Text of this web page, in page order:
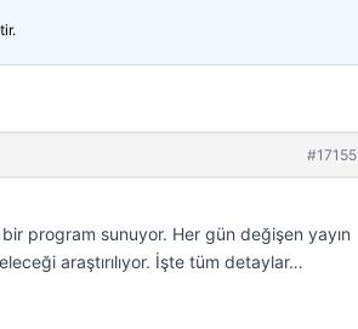
#17155
program sunuyor. Her gün değişen yayın
araştırılıyor. İşte tüm detaylar…